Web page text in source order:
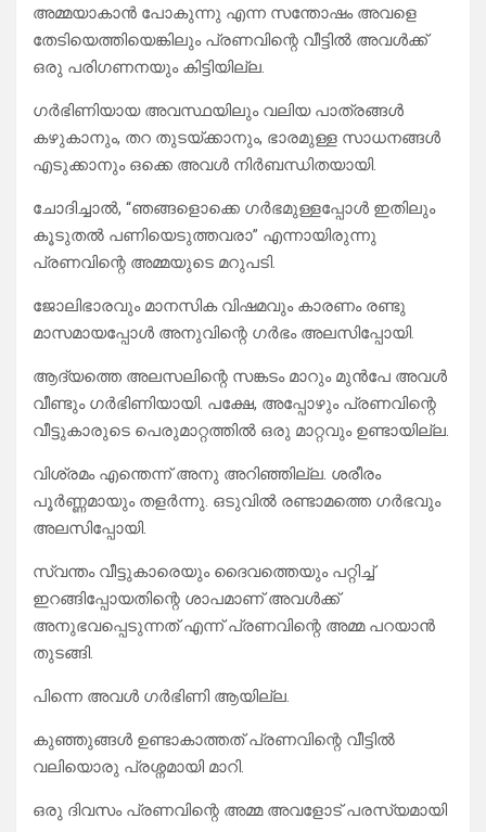
അമ്മയാകാൻ പോകുന്നു എന്ന സന്തോഷം അവളെ
തേടിയെത്തിയെങ്കിലും പ്രണവിന്റെ വീട്ടിൽ അവൾക്ക്
ഒരു പരിഗണനയും കിട്ടിയില്ല.
ഗർഭിണിയായ അവസ്ഥയിലും വലിയ പാത്രങ്ങൾ
കഴുകാനും, തറ തുടയ്ക്കാനും, ഭാരമുള്ള സാധനങ്ങൾ
എടുക്കാനും ഒക്കെ അവൾ നിർബന്ധിതയായി.
ചോദിച്ചാൽ, “ഞങ്ങളൊക്കെ ഗർഭമുള്ളപ്പോൾ ഇതിലും
കൂടുതൽ പണിയെടുത്തവരാ” എന്നായിരുന്നു
പ്രണവിന്റെ അമ്മയുടെ മറുപടി.
ജോലിഭാരവും മാനസിക വിഷമവും കാരണം രണ്ടു
മാസമായപ്പോൾ അനുവിന്റെ ഗർഭം അലസിപ്പോയി.
​ആദ്യത്തെ അലസലിന്റെ സങ്കടം മാറും മുൻപേ അവൾ
വീണ്ടും ഗർഭിണിയായി. പക്ഷേ, അപ്പോഴും പ്രണവിന്റെ
വീട്ടുകാരുടെ പെരുമാറ്റത്തിൽ ഒരു മാറ്റവും ഉണ്ടായില്ല.
വിശ്രമം എന്തെന്ന് അനു അറിഞ്ഞില്ല. ശരീരം
പൂർണ്ണമായും തളർന്നു. ഒടുവിൽ രണ്ടാമത്തെ ഗർഭവും
അലസിപ്പോയി.
സ്വന്തം വീട്ടുകാരെയും ദൈവത്തെയും പറ്റിച്ച്
ഇറങ്ങിപ്പോയതിന്റെ ശാപമാണ് അവൾക്ക്
അനുഭവപ്പെടുന്നത് എന്ന് പ്രണവിന്റെ അമ്മ പറയാൻ
തുടങ്ങി.
പിന്നെ അവൾ ഗർഭിണി ആയില്ല.
​കുഞ്ഞുങ്ങൾ ഉണ്ടാകാത്തത് പ്രണവിന്റെ വീട്ടിൽ
വലിയൊരു പ്രശ്നമായി മാറി.
ഒരു ദിവസം പ്രണവിന്റെ അമ്മ അവളോട് പരസ്യമായി